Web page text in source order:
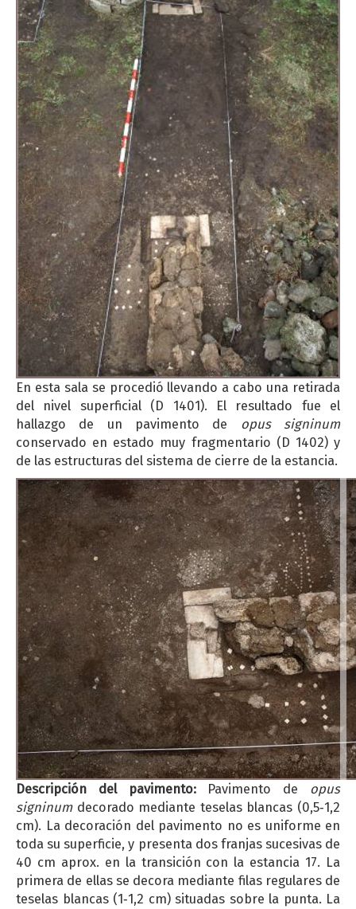
En esta sala se procedió llevando a cabo una retirada
del nivel superficial (D 1401). El resultado fue el
hallazgo de un pavimento de opus signinum
conservado en estado muy fragmentario (D 1402) y
de las estructuras del sistema de cierre de la estancia.
Descripción del pavimento:Pavimento de opus
signinumdecorado mediante teselas blancas (0,5‐1,2
cm). La decoración del pavimento no es uniforme en
toda su superficie, y presenta dos franjas sucesivas de
40 cm aprox. en la transición con la estancia 17. La
primera de ellas se decora mediante filas regulares de
teselas blancas (1‐1,2 cm) situadas sobre la punta. La